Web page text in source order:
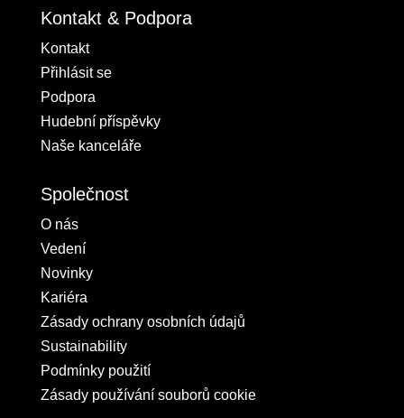
Kontakt & Podpora
Kontakt
Přihlásit se
Podpora
Hudební příspěvky
Naše kanceláře
Společnost
O nás
Vedení
Novinky
Kariéra
Zásady ochrany osobních údajů
Sustainability
Podmínky použití
Zásady používání souborů cookie